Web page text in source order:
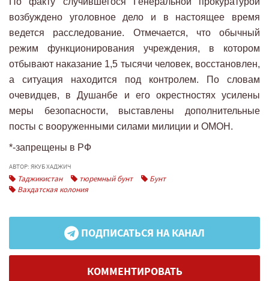
возбуждено уголовное дело и в настоящее время
ведется расследование. Отмечается, что обычный
режим функционирования учреждения, в котором
отбывают наказание 1,5 тысячи человек, восстановлен,
а ситуация находится под контролем. По словам
очевидцев, в Душанбе и его окрестностях усилены
меры безопасности, выставлены дополнительные
посты с вооруженными силами милиции и ОМОН.
*-запрещены в РФ
АВТОР: ЯКУБ ХАДЖИЧ
Таджикистан тюремный бунт
Бунт
Вахдатская колония
ПОДПИСАТЬСЯ НА КАНАЛ
КОММЕНТИРОВАТЬ